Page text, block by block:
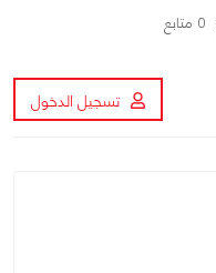
0 متابع
تسجيل الدخول